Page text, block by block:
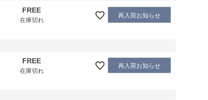
FREE
在庫切れ
再入荷お知らせ
FREE
在庫切れ
再入荷お知らせ